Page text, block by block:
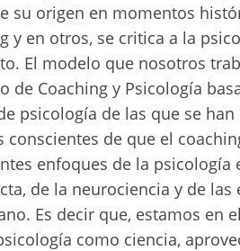
su origen en momentos
y en otros, se critica a la
El modelo que nosotros
de Coaching y Psicología
psicología de las que se
conscientes de que el
enfoques de la
de la neurociencia y de
Es decir que, estamos en
como ciencia,